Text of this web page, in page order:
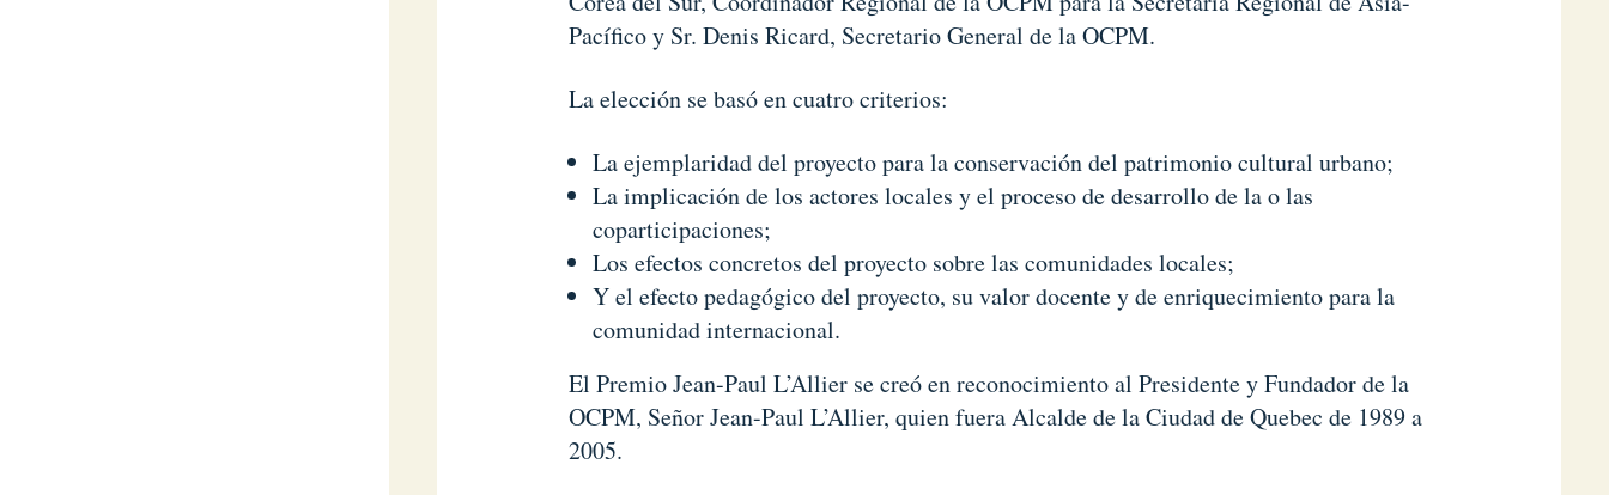
Pacífico y Sr. Denis Ricard, Secretario General de la OCPM.
La elección se basó en cuatro criterios:
La ejemplaridad del proyecto para la conservación del patrimonio cultural urbano;
La implicación de los actores locales y el proceso de desarrollo de la o las
coparticipaciones;
Los efectos concretos del proyecto sobre las comunidades locales;
Y el efecto pedagógico del proyecto, su valor docente y de enriquecimiento para la
comunidad internacional.
El Premio Jean-Paul L’Allier se creó en reconocimiento al Presidente y Fundador de la
OCPM, Señor Jean-Paul L’Allier, quien fuera Alcalde de la Ciudad de Quebec de 1989 a
2005.